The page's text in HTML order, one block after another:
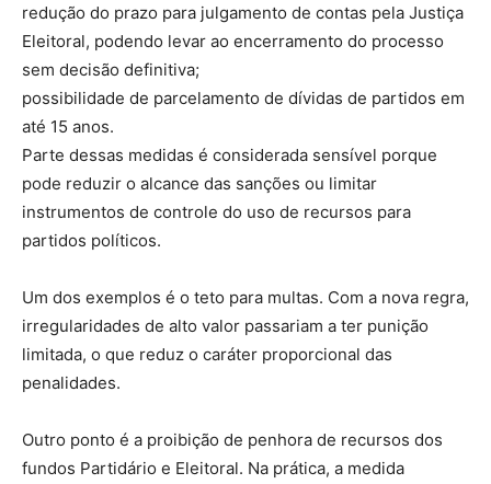
redução do prazo para julgamento de contas pela Justiça
Eleitoral, podendo levar ao encerramento do processo
sem decisão definitiva;
possibilidade de parcelamento de dívidas de partidos em
até 15 anos.
Parte dessas medidas é considerada sensível porque
pode reduzir o alcance das sanções ou limitar
instrumentos de controle do uso de recursos para
partidos políticos.
Um dos exemplos é o teto para multas. Com a nova regra,
irregularidades de alto valor passariam a ter punição
limitada, o que reduz o caráter proporcional das
penalidades.
Outro ponto é a proibição de penhora de recursos dos
fundos Partidário e Eleitoral. Na prática, a medida